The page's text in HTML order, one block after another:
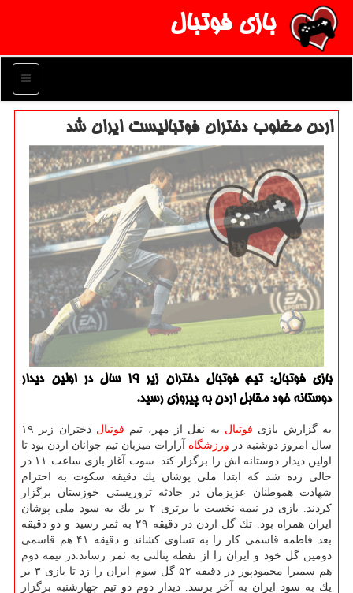
بازی فوتبال
منو
اردن مغلوب دختران فوتبالیست ایران شد
بازی فوتبال: تیم فوتبال دختران زیر ۱۹ سال در اولین دیدار
دوستانه خود مقابل اردن به پیروزی رسید.
به گزارش بازی فوتبال به نقل از مهر، تیم فوتبال
دختران زیر ۱۹
سال امروز دوشنبه در ورزشگاه آرارات میزبان تیم جوانان اردن بود تا
اولین دیدار دوستانه اش را برگزار كند. سوت آغاز بازی ساعت ۱۱ در
حالی زده شد كه ابتدا ملی پوشان یك دقیقه سكوت به احترام
شهادت هموطنان عزیزمان در حادثه تروریستی خوزستان برگزار
كردند. بازی در نیمه نخست با برتری ۲ بر یك به سود ملی پوشان
ایران همراه بود. تك گل اردن در دقیقه ۲۹ به ثمر رسید و دو دقیقه
بعد فاطمه قاسمی كار را به تساوی كشاند و دقیقه ۴۱ هم قاسمی
دومین گل خود و ایران را از نقطه پنالتی به ثمر رساند.در نیمه دوم
هم سمیرا محمودپور در دقیقه ۵۲ گل سوم ایران را زد تا بازی ۳ بر
یك به سود ایران به آخر برسد. دیدار دوم دو تیم چهارشنبه برگزار